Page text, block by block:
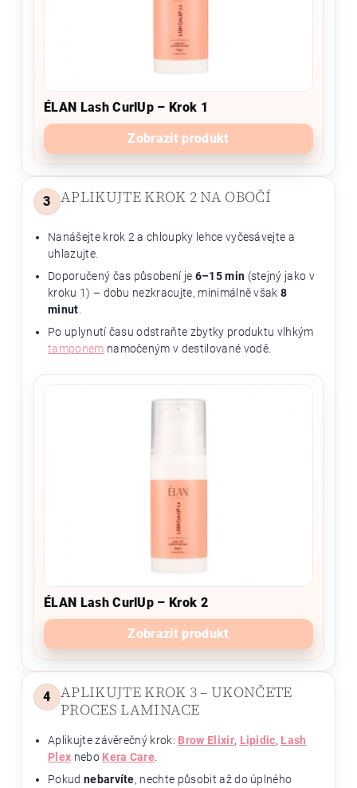
ÉLAN Lash CurlUp – Krok 1
Zobrazit produkt
3 APLIKUJTE KROK 2 NA OBOČÍ
Nanášejte krok 2 a chloupky lehce vyčesávejte a
uhlazujte.
Doporučený čas působení je 6–15 min (stejný jako v
kroku 1) – dobu nezkracujte, minimálně však8
minut.
Po uplynutí času odstraňte zbytky produktu vlhkým
tamponem namočeným v destilované vodě.
ÉLAN Lash CurlUp – Krok 2
Zobrazit produkt
4
APLIKUJTE KROK 3 – UKONČETE
PROCES LAMINACE
Aplikujte závěrečný krok: Brow Elixir, Lipidic, Lash
Plex nebo Kera Care
Pokud nebarvíte, nechte působit až do úplného